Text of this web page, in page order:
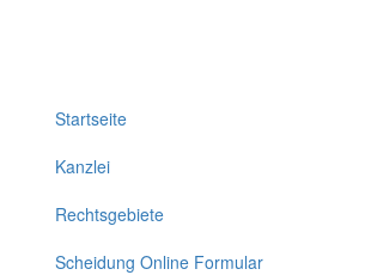
Startseite
Kanzlei
Rechtsgebiete
Scheidung Online Formular